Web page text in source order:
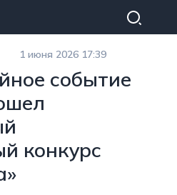
1 июня 2026 17:39
событие
конкурс